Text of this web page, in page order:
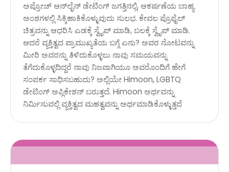
ಅಪ್ರೋಚ್ ಆನ್‌ಲೈನ್ ಡೇಟಿಂಗ್ ಜಗತ್ತಿನಲ್ಲಿ, ಆಕರ್ಷಣೆಯ ಬಾಹ್ಯ
ಅಂಶಗಳಲ್ಲಿ ಸಿಕ್ಕಿಹಾಕಿಕೊಳ್ಳುವುದು ಸುಲಭ. ಕೇವಲ ಪ್ರೊಫೈಲ್
ಚಿತ್ರವನ್ನು ಆಧರಿಸಿ ಎಡಕ್ಕೆ ಸ್ವೈಪ್ ಮಾಡಿ, ಬಲಕ್ಕೆ ಸ್ವೈಪ್ ಮಾಡಿ.
ಆದರೆ ವ್ಯಕ್ತಿತ್ವದ ಪ್ರಾಮುಖ್ಯತೆಯ ಬಗ್ಗೆ ಏನು? ಅವರ ನೋಟವನ್ನು
ಮೀರಿ ಅವರನ್ನು ತಿಳಿದುಕೊಳ್ಳಲು ನಾವು ಸಮಯವನ್ನು
ತೆಗೆದುಕೊಳ್ಳದಿದ್ದರೆ ನಾವು ನಿಜವಾಗಿಯೂ ಅವರೊಂದಿಗೆ ಹೇಗೆ
ಸಂಪರ್ಕ ಸಾಧಿಸಬಹುದು? ಅಲ್ಲಿಯೇ Himoon, LGBTQ
ಡೇಟಿಂಗ್ ಅಪ್ಲಿಕೇಶನ್ ಬರುತ್ತದೆ. Himoon ಅರ್ಥವನ್ನು
ನಿರ್ಮಿಸುವಲ್ಲಿ ವ್ಯಕ್ತಿತ್ವದ ಮಹತ್ವವನ್ನು ಅರ್ಥಮಾಡಿಕೊಳ್ಳುತ್ತದೆ